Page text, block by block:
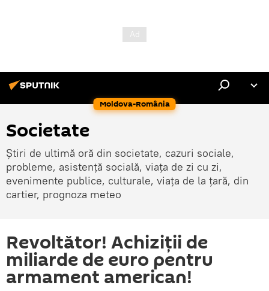
Moldova-România
Societate
Știri de ultimă oră din societate, cazuri sociale,
probleme, asistență socială, viața de zi cu zi,
evenimente publice, culturale, viața de la țară, din
cartier, prognoza meteo
Revoltător! Achiziţii de
miliarde de euro pentru
armament american!